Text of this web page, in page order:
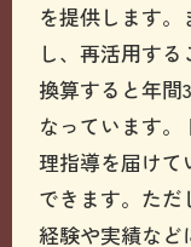
を提供します
し、再活用す
換算すると年間
なっています
理指導を届け
できます。ただ
経験や実績など